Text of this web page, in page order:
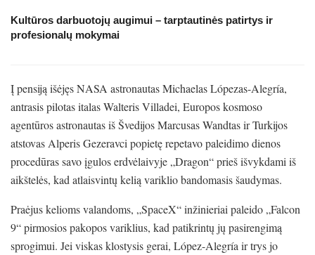
Kultūros darbuotojų augimui – tarptautinės patirtys ir
profesionalų mokymai
Į pensiją išėjęs NASA astronautas Michaelas Lópezas-Alegría,
antrasis pilotas italas Walteris Villadei, Europos kosmoso
agentūros astronautas iš Švedijos Marcusas Wandtas ir Turkijos
atstovas Alperis Gezeravci popietę repetavo paleidimo dienos
procedūras savo įgulos erdvėlaivyje „Dragon“ prieš išvykdami iš
aikštelės, kad atlaisvintų kelią variklio bandomasis šaudymas.
Praėjus kelioms valandoms, „SpaceX“ inžinieriai paleido „Falcon
9“ pirmosios pakopos variklius, kad patikrintų jų pasirengimą
sprogimui. Jei viskas klostysis gerai, López-Alegría ir trys jo